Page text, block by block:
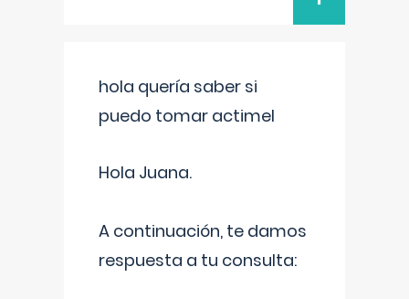
hola quería saber si
puedo tomar actimel
Hola Juana.
A continuación, te damos
respuesta a tu consulta: